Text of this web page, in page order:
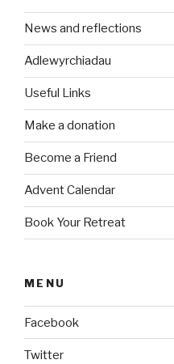
News and reflections
Adlewyrchiadau
Useful Links
Make a donation
Become a Friend
Advent Calendar
Book Your Retreat
MENU
Facebook
Twitter